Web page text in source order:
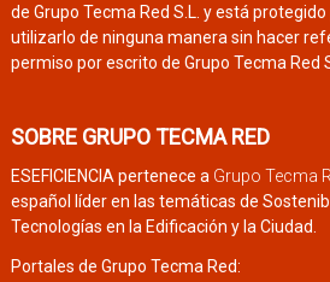
de Grupo Tecma Red S.L. y está
utilizarlo de ninguna manera sin hacer
permiso por escrito de Grupo Tecma Red
SOBRE GRUPO TECMA RED
ESEFICIENCIA pertenece a Grupo Tecma
español líder en las temáticas de
Tecnologías en la Edificación y la Ciudad.
Portales de Grupo Tecma Red: